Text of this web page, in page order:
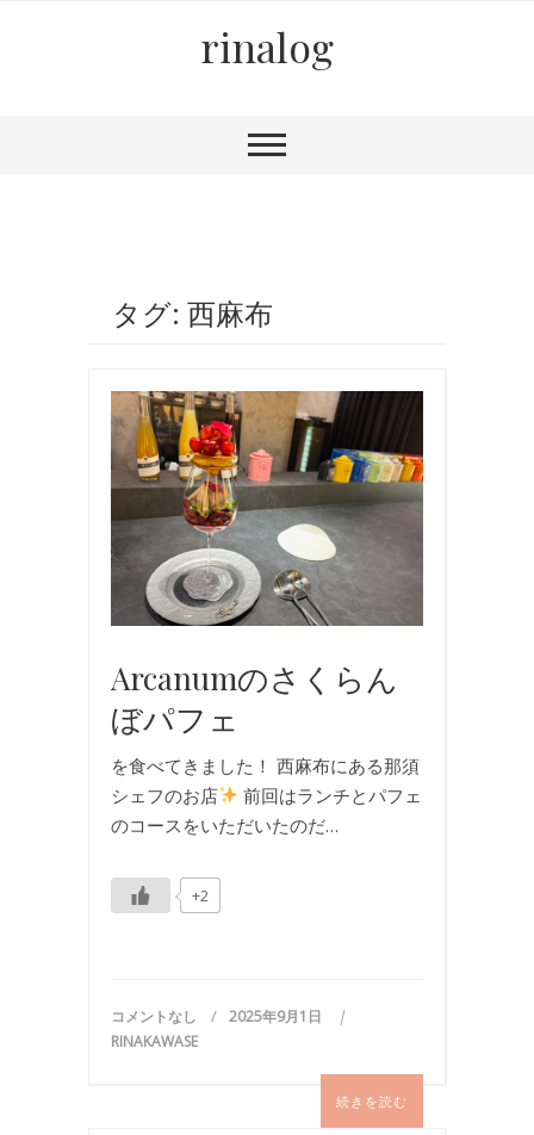
rinalog
タグ: 西麻布
Arcanumのさくらん
ぼパフェ
を食べてきました！ 西麻布にある那須
シェフのお店
前回はランチとパフェ
のコースをいただいたのだ…
+2
コメントなし
2025年9月1日
RINAKAWASE
続きを読む